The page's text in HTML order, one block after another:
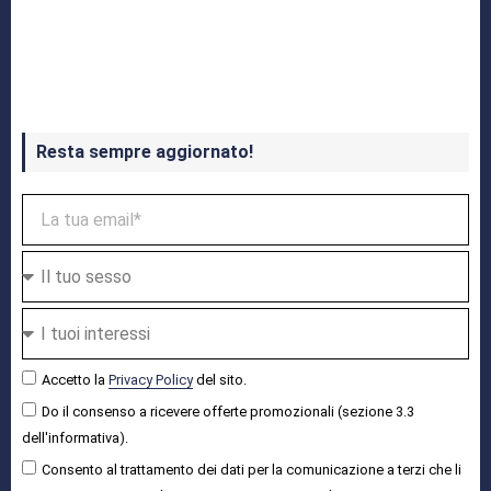
Resta sempre aggiornato!
Accetto la Privacy Policydel sito.
Do il consenso a ricevere offerte promozionali (sezione 3.3
dell'informativa).
Consento al trattamento dei dati per la comunicazione a terzi che li